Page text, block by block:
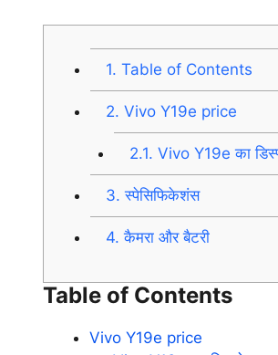
1. Table of Contents
2. Vivo Y19e price
2.1. Vivo Y19e का
3. स्पेसिफिकेशंस
4. कैमरा और बैटरी
Table of Contents
Vivo Y19e price